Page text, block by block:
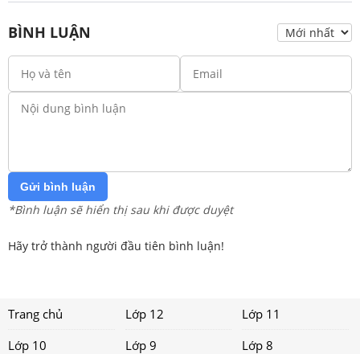
BÌNH LUẬN
Gửi bình luận
*Bình luận sẽ hiển thị sau khi được duyệt
Hãy trở thành người đầu tiên bình luận!
Trang chủ Lớp 12
Lớp 11
Lớp 10
Lớp 9
Lớp 8